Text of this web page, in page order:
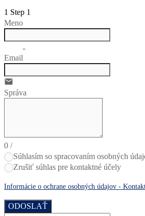
1 Step 1
Meno
no-icon
Email
email
Správa
0 /
Súhlasím so spracovaním osobných
Zrušiť súhlas pre kontaktné účely
Informácie o ochrane osobných údajov -
ODOSLAŤ